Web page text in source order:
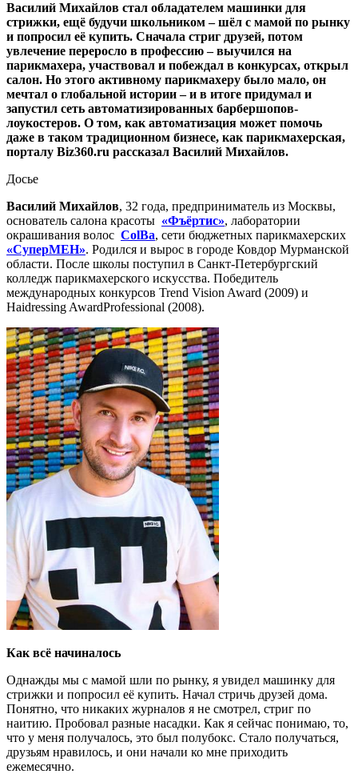
Василий Михайлов стал обладателем машинки для
стрижки, ещё будучи школьником – шёл с мамой по рынку
и попросил её купить. Сначала стриг друзей, потом
увлечение переросло в профессию – выучился на
парикмахера, участвовал и побеждал в конкурсах, открыл
салон. Но этого активному парикмахеру было мало, он
мечтал о глобальной истории – и в итоге придумал и
запустил сеть автоматизированных барбершопов-
лоукостеров. О том, как автоматизация может помочь
даже в таком традиционном бизнесе, как парикмахерская,
порталу Biz360.ru рассказал Василий Михайлов.
Досье
Василий Михайлов, 32 года, предприниматель из Москвы,
основатель салона красоты «Фъёртис», лаборатории
окрашивания волос ColBa, сети бюджетных парикмахерских
«СуперМЕН». Родился и вырос в городе Ковдор Мурманской
области. После школы поступил в Санкт-Петербургский
колледж парикмахерского искусства. Победитель
международных конкурсов Trend Vision Award (2009) и
Haidressing AwardProfessional (2008).
Как всё начиналось
Однажды мы с мамой шли по рынку, я увидел машинку для
стрижки и попросил её купить. Начал стричь друзей дома.
Понятно, что никаких журналов я не смотрел, стриг по
наитию. Пробовал разные насадки. Как я сейчас понимаю, то,
что у меня получалось, это был полубокс. Стало получаться,
друзьям нравилось, и они начали ко мне приходить
ежемесячно.